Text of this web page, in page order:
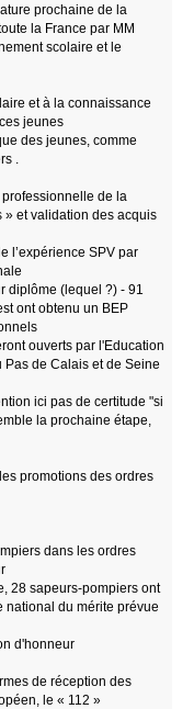
prochaine de la
la France par MM
scolaire et le
et à la connaissance
jeunes
des jeunes, comme
.
de la
» et validation des acquis
l’expérience SPV par
diplôme (lequel ?) - 91
ont obtenu un BEP
ouverts par l'Education
Pas de Calais et de Seine
ici pas de certitude "si
la prochaine étape,
promotions des ordres
dans les ordres
28 sapeurs-pompiers ont
national du mérite prévue
d'honneur
de réception des
le « 112 »